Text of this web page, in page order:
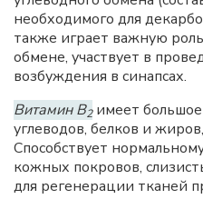
необходимого для
также играет важную
обмене, участвует в
возбуждения в синапсах.
Витамин В2имеет
углеводов, белков и
Способствует
кожных покровов,
для регенерации тканей